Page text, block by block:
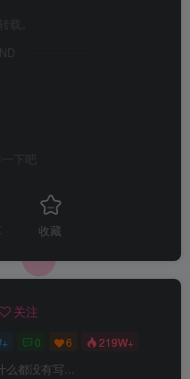
载。
下吧
收藏
关注
0 6 219W+
么都没有写...